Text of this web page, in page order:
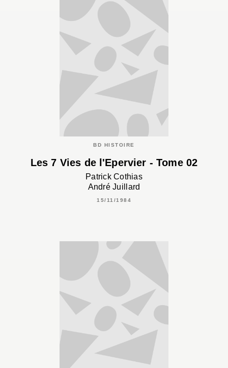
BD HISTOIRE
Les 7 Vies de l'Epervier - Tome 02
Patrick Cothias
André Juillard
15/11/1984